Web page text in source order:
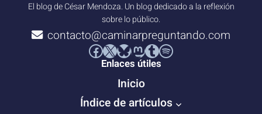
El blog de César Mendoza. Un blog dedicado a la reflexión
sobre lo público.
contacto@caminarpreguntando.com
Facebook X Bluesky Mastodon Tumblr Spotify
Enlaces útiles
Inicio
Índice de artículos